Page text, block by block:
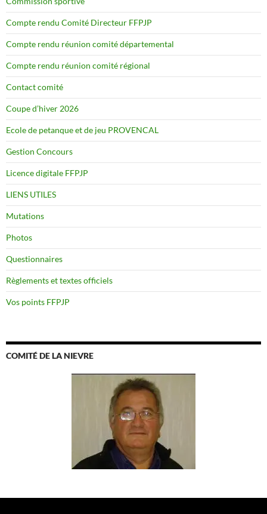
Compte rendu Comité Directeur FFPJP
Compte rendu réunion comité départemental
Compte rendu réunion comité régional
Contact comité
Coupe d’hiver 2026
Ecole de petanque et de jeu PROVENCAL
Gestion Concours
Licence digitale FFPJP
LIENS UTILES
Mutations
Photos
Questionnaires
Règlements et textes officiels
Vos points FFPJP
COMITÉ DE LA NIEVRE